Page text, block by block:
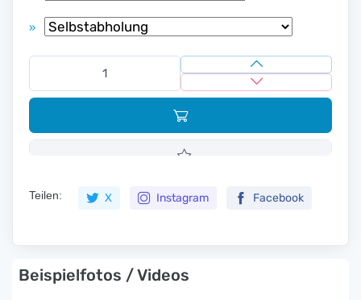
»
Teilen: X Instagram Facebook
Beispielfotos / Videos